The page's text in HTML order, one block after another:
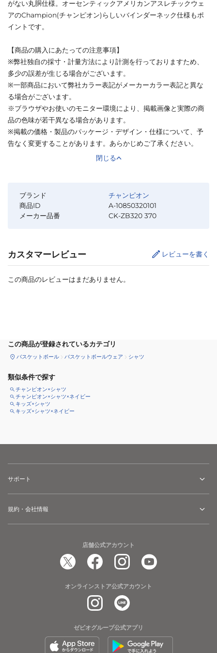
がない丸胴仕様。オーセンティックアメリカンアスレチックウェ
アのChampion(チャンピオン)らしいバインダーネック仕様もポ
イントです。
【商品の購入にあたっての注意事項】
※弊社独自の採寸・計量方法により計測を行っておりますため、
多少の誤差が生じる場合がございます。
※一部商品において弊社カラー表記がメーカーカラー表記と異な
る場合がございます。
※ブラウザやお使いのモニター環境により、掲載画像と実際の商
品の色味が若干異なる場合があります。
※掲載の価格・製品のパッケージ・デザイン・仕様について、予
告なく変更することがあります。あらかじめご了承ください。
閉じる
ブランド
チャンピオン
商品ID
A-10850320101
メーカー品番
CK-ZB320 370
カスタマーレビュー レビューを書く
この商品のレビューはまだありません。
この商品が登録されているカテゴリ
バスケットボール バスケットボールウェア シャツ
類似条件で探す
チャンピオン×シャツ
チャンピオン×シャツ×ネイビー
キッズ×シャツ
キッズ×シャツ×ネイビー
サポート
規約・会社情報
店舗公式アカウント
オンラインストア公式アカウント
ゼビオグループ公式アプリ